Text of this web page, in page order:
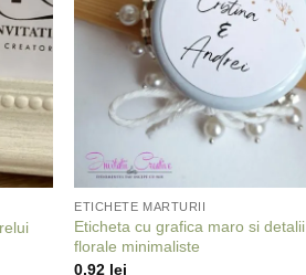
ETICHETE MARTURII
Eticheta cu grafica maro si detalii
florale minimaliste
0,92 lei